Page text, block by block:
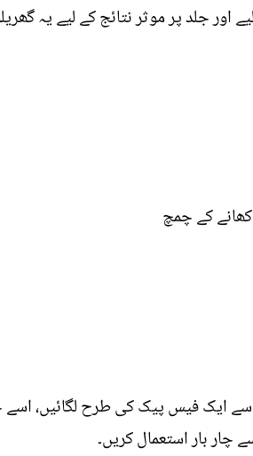
جلد پر موثر نتائج کے لیے یہ
ایک فیس پیک کی طرح لگائیں، اسے
چار بار استعمال کریں۔